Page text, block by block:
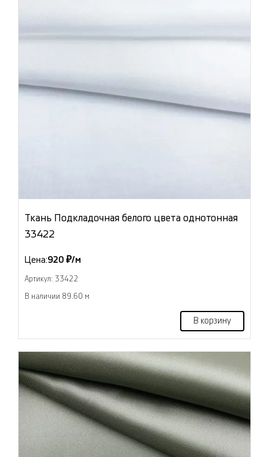
Ткань Подкладочная белого цвета однотонная
33422
Цена:920 ₽/м
Артикул: 33422
В наличии 89.60 м
В корзину